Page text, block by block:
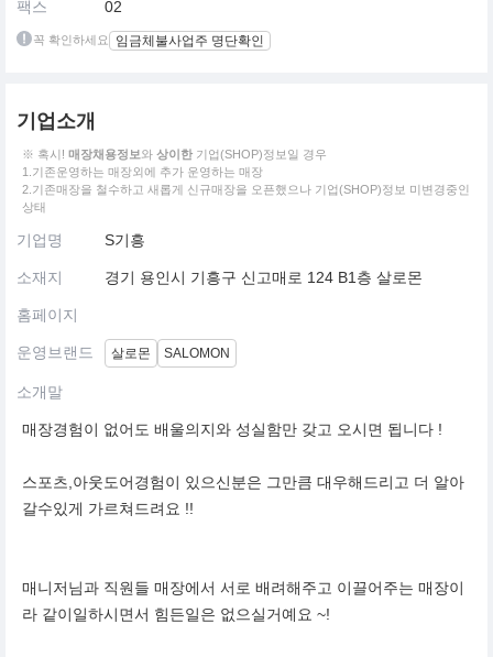
팩스 02
꼭 확인하세요 임금체불사업주 명단확인
기업소개
※ 혹시! 매장채용정보와 상이한 기업(SHOP)정보일 경우
1.기존운영하는 매장외에 추가 운영하는 매장
2.기존매장을 철수하고 새롭게 신규매장을 오픈했으나 기업(SHOP)정보 미변경중인
상태
기업명 S기흥
소재지 경기 용인시 기흥구 신고매로 124 B1층 살로몬
홈페이지
운영브랜드 살로몬 SALOMON
소개말
매장경험이 없어도 배울의지와 성실함만 갖고 오시면 됩니다 !
스포츠,아웃도어경험이 있으신분은 그만큼 대우해드리고 더 알아
갈수있게 가르쳐드려요 !!
매니저님과 직원들 매장에서 서로 배려해주고 이끌어주는 매장이
라 같이일하시면서 힘든일은 없으실거예요 ~!